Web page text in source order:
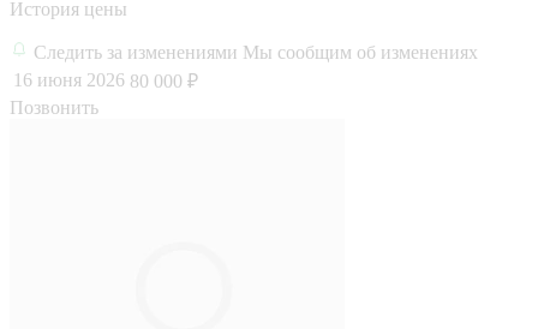
История цены
Следить за изменениями Мы сообщим об изменениях
16 июня 2026 80 000 ₽
Позвонить